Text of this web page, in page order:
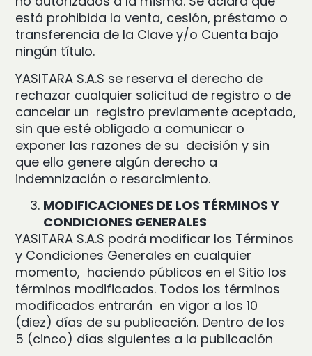
está prohibida la venta, cesión, préstamo o
transferencia de la Clave y/o Cuenta bajo
ningún título.
YASITARA S.A.S se reserva el derecho de
rechazar cualquier solicitud de registro o de
cancelar un registro previamente aceptado,
sin que esté obligado a comunicar o
exponer las razones de su decisión y sin
que ello genere algún derecho a
indemnización o resarcimiento.
MODIFICACIONES DE LOS TÉRMINOS Y
CONDICIONES GENERALES
YASITARA S.A.S podrá modificar los Términos
y Condiciones Generales en cualquier
momento, haciendo públicos en el Sitio los
términos modificados. Todos los términos
modificados entrarán en vigor a los 10
(diez) días de su publicación. Dentro de los
5 (cinco) días siguientes a la publicación